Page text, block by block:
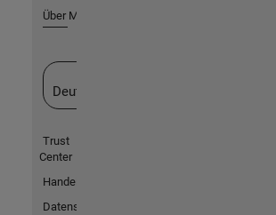
Über MathWorks
Deutschland
Trust
Center
Handelsmarken
Datenschutz-